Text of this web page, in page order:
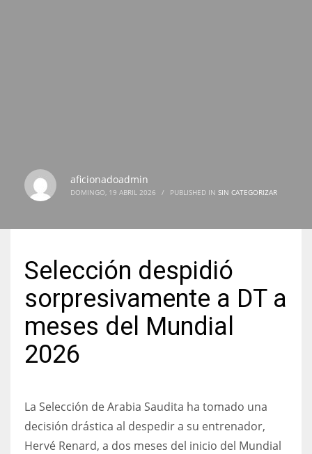
NYJ
24
IND
MIN
6
aficionadoadmin
DOMINGO, 19 ABRIL 2026 / PUBLISHED IN SIN CATEGORIZAR
Selección despidió
sorpresivamente a DT a
meses del Mundial
2026
La Selección de Arabia Saudita ha tomado una
decisión drástica al despedir a su entrenador,
Hervé Renard, a dos meses del inicio del Mundial